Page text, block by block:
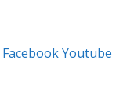
FacebookYoutube